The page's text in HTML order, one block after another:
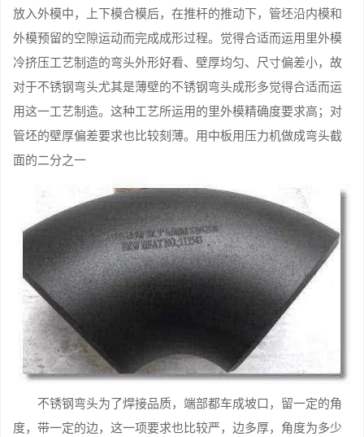
放入外模中，上下模合模后，在推杆的推动下，管坯沿内模和
外模预留的空隙运动而完成成形过程。觉得合适而运用里外模
冷挤压工艺制造的弯头外形好看、壁厚均匀、尺寸偏差小，故
对于不锈钢弯头尤其是薄壁的不锈钢弯头成形多觉得合适而运
用这一工艺制造。这种工艺所运用的里外模精确度要求高；对
管坯的壁厚偏差要求也比较刻薄。用中板用压力机做成弯头截
面的二分之一
不锈钢弯头为了焊接品质，端部都车成坡口，留一定的角
度，带一定的边，这一项要求也比较严，边多厚，角度为多少